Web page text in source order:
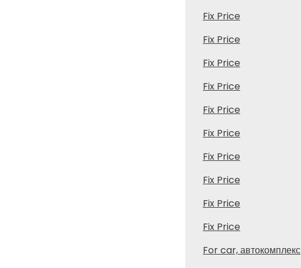
Fix Price
Fix Price
Fix Price
Fix Price
Fix Price
Fix Price
Fix Price
Fix Price
Fix Price
Fix Price
For car, автокомплекс